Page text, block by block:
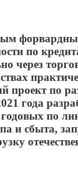
по
через
проект по
года
по
и сбыта,